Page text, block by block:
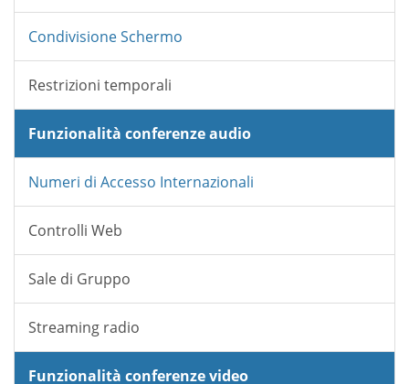
Condivisione Schermo
Restrizioni temporali
Funzionalità conferenze audio
Numeri di Accesso Internazionali
Controlli Web
Sale di Gruppo
Streaming radio
Funzionalità conferenze video